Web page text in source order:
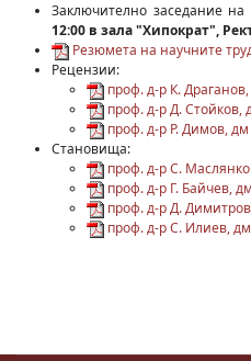
Заключително заседание
12:00 в зала "Хипократ",
Резюмета на научните
Рецензии:
проф. д-р К.
проф. д-р Д. Стойков,
проф. д-р Р. Димов, дм
Становища:
проф. д-р С.
проф. д-р Г. Байчев, дм
проф. д-р Д.
проф. д-р С. Илиев, дм